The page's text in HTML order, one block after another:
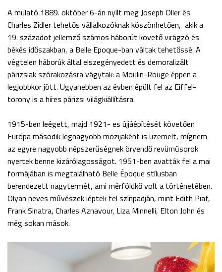
A mulató 1889. október 6-án nyílt meg Joseph Oller és
Charles Zidler tehetős vállalkozóknak köszönhetően, akik a
19. századot jellemző számos háborút követő virágzó és
békés időszakban, a Belle Epoque-ban váltak tehetőssé. A
végtelen háborúk által elszegényedett és demoralizált
párizsiak szórakozásra vágytak: a Moulin-Rouge éppen a
legjobbkor jött. Ugyanebben az évben épült fel az Eiffel-
torony is a híres párizsi világkiállításra.
1915-ben leégett, majd 1921- es újjáépítését követően
Európa második legnagyobb mozijaként is üzemelt, mígnem
az egyre nagyobb népszerűségnek örvendő revüműsorok
nyertek benne kizárólagosságot. 1951-ben avatták fel a mai
formájában is megtalálható Belle Époque stílusban
berendezett nagytermét, ami mérföldkő volt a történetében.
Olyan neves művészek léptek fel színpadján, mint Edith Piaf,
Frank Sinatra, Charles Aznavour, Liza Minnelli, Elton John és
még sokan mások.